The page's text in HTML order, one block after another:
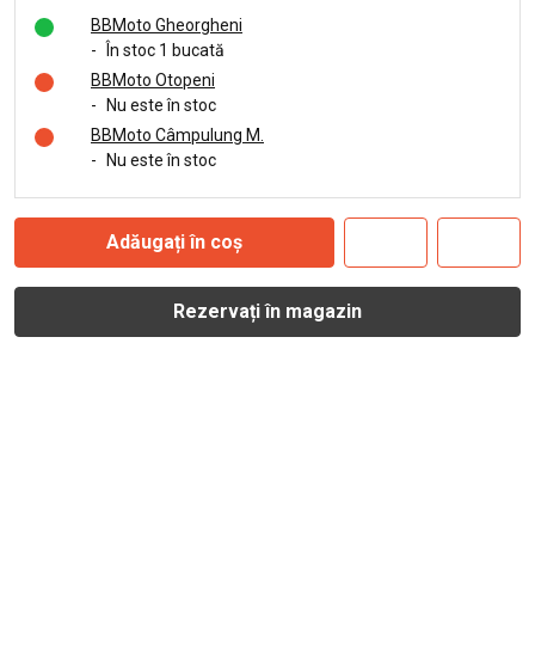
BBMoto Gheorgheni
-
În stoc 1 bucată
BBMoto Otopeni
-
Nu este în stoc
BBMoto Câmpulung M.
-
Nu este în stoc
Adăugați în coș
Rezervați în magazin